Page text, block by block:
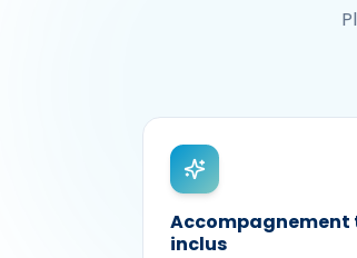
Accompagnement
inclus